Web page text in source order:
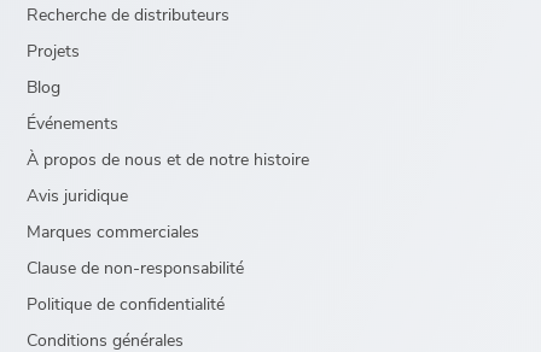
Recherche de distributeurs
Projets
Blog
Événements
À propos de nous et de notre histoire
Avis juridique
Marques commerciales
Clause de non-responsabilité
Politique de confidentialité
Conditions générales